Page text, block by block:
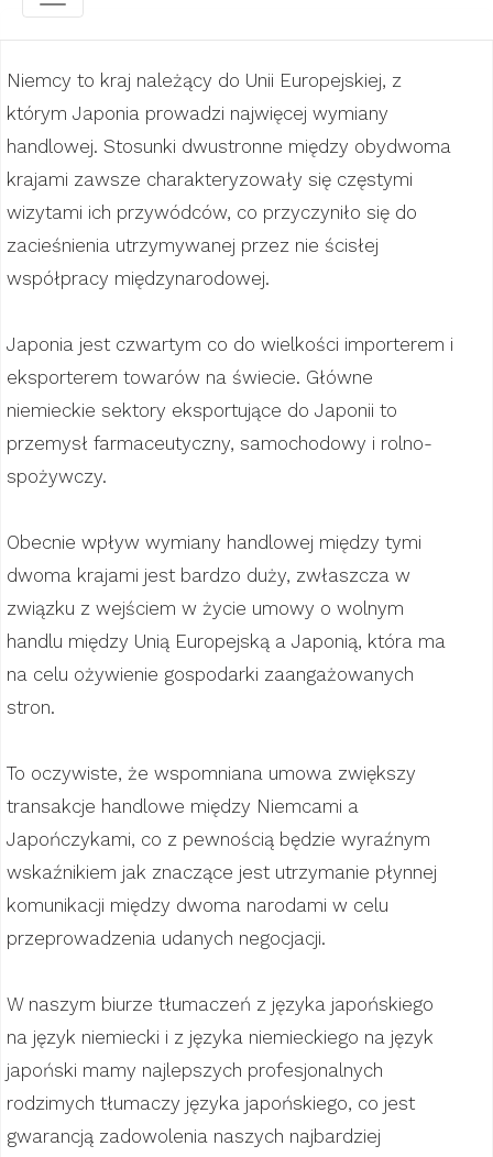
Niemcy to kraj należący do Unii Europejskiej, z
którym Japonia prowadzi najwięcej wymiany
handlowej. Stosunki dwustronne między obydwoma
krajami zawsze charakteryzowały się częstymi
wizytami ich przywódców, co przyczyniło się do
zacieśnienia utrzymywanej przez nie ścisłej
współpracy międzynarodowej.
Japonia jest czwartym co do wielkości importerem i
eksporterem towarów na świecie. Główne
niemieckie sektory eksportujące do Japonii to
przemysł farmaceutyczny, samochodowy i rolno-
spożywczy.
Obecnie wpływ wymiany handlowej między tymi
dwoma krajami jest bardzo duży, zwłaszcza w
związku z wejściem w życie umowy o wolnym
handlu między Unią Europejską a Japonią, która ma
na celu ożywienie gospodarki zaangażowanych
stron.
To oczywiste, że wspomniana umowa zwiększy
transakcje handlowe między Niemcami a
Japończykami, co z pewnością będzie wyraźnym
wskaźnikiem jak znaczące jest utrzymanie płynnej
komunikacji między dwoma narodami w celu
przeprowadzenia udanych negocjacji.
W naszym biurze tłumaczeń z języka japońskiego
na język niemiecki i z języka niemieckiego na język
japoński mamy najlepszych profesjonalnych
rodzimych tłumaczy języka japońskiego, co jest
gwarancją zadowolenia naszych najbardziej